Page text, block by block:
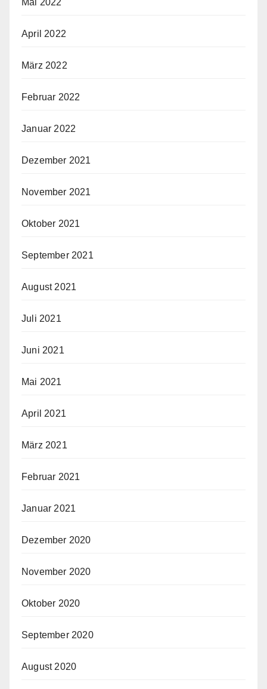
April 2022
März 2022
Februar 2022
Januar 2022
Dezember 2021
November 2021
Oktober 2021
September 2021
August 2021
Juli 2021
Juni 2021
Mai 2021
April 2021
März 2021
Februar 2021
Januar 2021
Dezember 2020
November 2020
Oktober 2020
September 2020
August 2020